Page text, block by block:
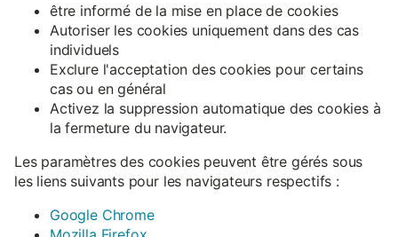
être informé de la mise en place de cookies
Autoriser les cookies uniquement dans des cas
individuels
Exclure l'acceptation des cookies pour certains
cas ou en général
Activez la suppression automatique des cookies à
la fermeture du navigateur.
Les paramètres des cookies peuvent être gérés sous
les liens suivants pour les navigateurs respectifs :
Google Chrome